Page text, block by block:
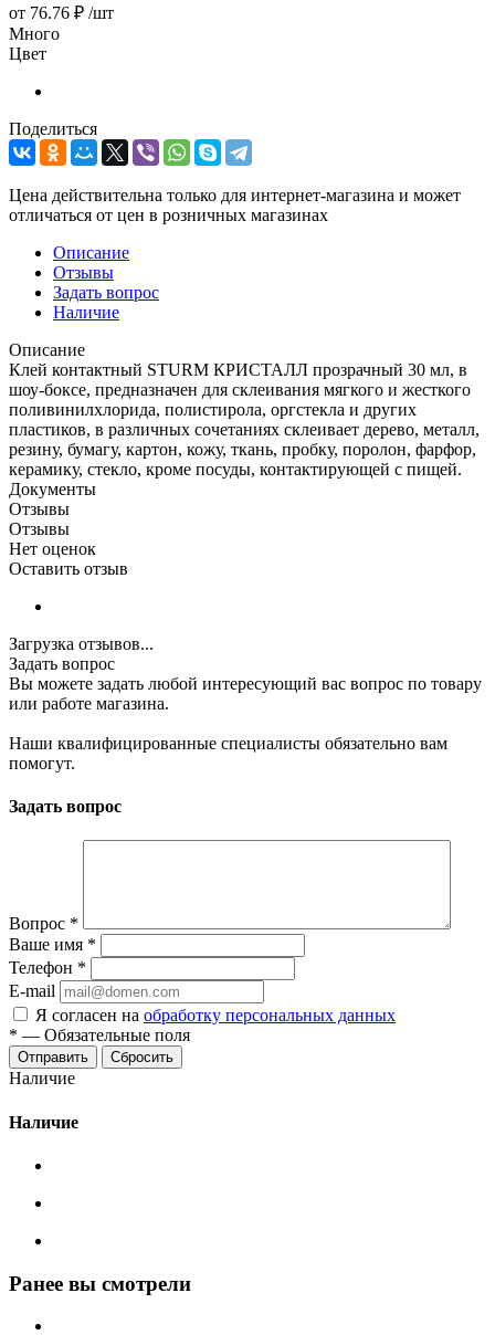
от 76.76 ₽ /шт
Много
Цвет
Поделиться
Цена действительна только для интернет-магазина и может
отличаться от цен в розничных магазинах
Описание
Отзывы
Задать вопрос
Наличие
Описание
Клей контактный STURM КРИСТАЛЛ прозрачный 30 мл, в
шоу-боксе, предназначен для склеивания мягкого и жесткого
поливинилхлорида, полистирола, оргстекла и других
пластиков, в различных сочетаниях склеивает дерево, металл,
резину, бумагу, картон, кожу, ткань, пробку, поролон, фарфор,
керамику, стекло, кроме посуды, контактирующей с пищей.
Документы
Отзывы
Отзывы
Нет оценок
Оставить отзыв
Загрузка отзывов...
Задать вопрос
Вы можете задать любой интересующий вас вопрос по товару
или работе магазина.
Наши квалифицированные специалисты обязательно вам
помогут.
Задать вопрос
Вопрос *
Ваше имя *
Телефон *
E-mail
Я согласен на обработку персональных данных
* — Обязательные поля
Сбросить
Наличие
Наличие
Ранее вы смотрели